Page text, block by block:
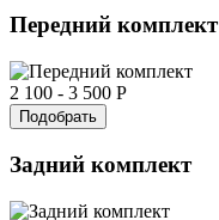
Передний комплект
2 100 - 3 500 Р
Подобрать
Задний комплект